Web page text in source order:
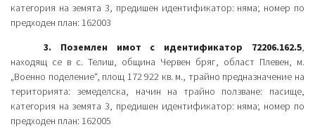
категория на земята 3, предишен идентификатор: няма; номер по
предходен план: 162003
3. Поземлен имот с идентификатор 72206.162.5,
находящ се в с. Телиш, община Червен бряг, област Плевен, м.
„Военно поделение“, площ 172 922 кв. м., трайно предназначение на
територията: земеделска, начин на трайно ползване: пасище,
категория на земята 3, предишен идентификатор: няма; номер по
предходен план: 162005